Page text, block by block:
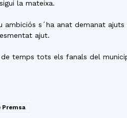
la mateixa.
ambiciós s´ha anat demanat
ajut.
temps tots els fanals del
Premsa